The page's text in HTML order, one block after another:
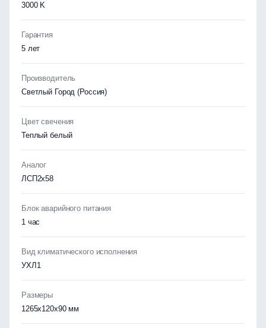
3000 K
Гарантия
5 лет
Производитель
Светлый Город (Россия)
Цвет свечения
Теплый белый
Аналог
ЛСП2х58
Блок аварийного питания
1 час
Вид климатического исполнения
УХЛ1
Размеры
1265x120x90 мм